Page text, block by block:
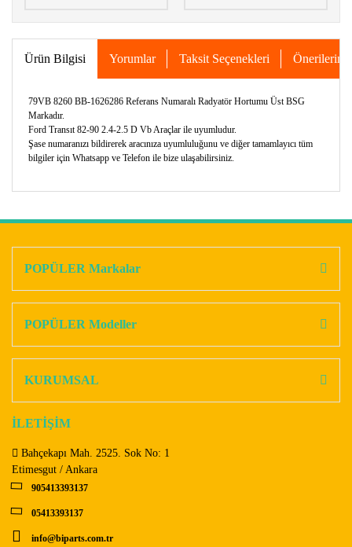
Ürün Bilgisi Yorumlar Taksit Seçenekleri Önerileriniz
79VB 8260 BB-1626286 Referans Numaralı Radyatör Hortumu Üst BSG
Markadır.
Ford Transıt 82-90 2.4-2.5 D Vb Araçlar ile uyumludur.
Şase numaranızı bildirerek aracınıza uyumluluğunu ve diğer tamamlayıcı tüm
bilgiler için Whatsapp ve Telefon ile bize ulaşabilirsiniz.
Ürün açıklamasında eksik bilgiler bulunuyor.
Bu ürüne benzer farklı alternatifler olmalı.
POPÜLER Markalar
POPÜLER Modeller
KURUMSAL
İLETİŞİM
Bahçekapı Mah. 2525. Sok No: 1
Etimesgut / Ankara
905413393137
05413393137
info@biparts.com.tr